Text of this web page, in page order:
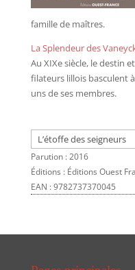
famille de maîtres.
La Splendeur des
Au XIXe siècle, le destin
filateurs lillois basculent
uns de ses membres.
Parution : 2016
Éditions : Éditions Ouest
EAN : 9782737370045